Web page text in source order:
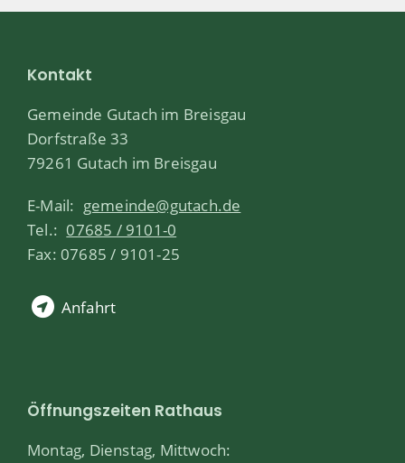
Kontakt
Gemeinde Gutach im Breisgau
Dorfstraße 33
79261 Gutach im Breisgau
E-Mail: gemeinde@gutach.de
Tel.: 07685 / 9101-0
Fax: 07685 / 9101-25
Anfahrt
Öffnungszeiten Rathaus
Montag, Dienstag, Mittwoch: